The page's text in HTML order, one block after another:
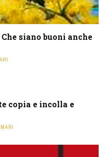
siano buoni anche
copia e incolla e